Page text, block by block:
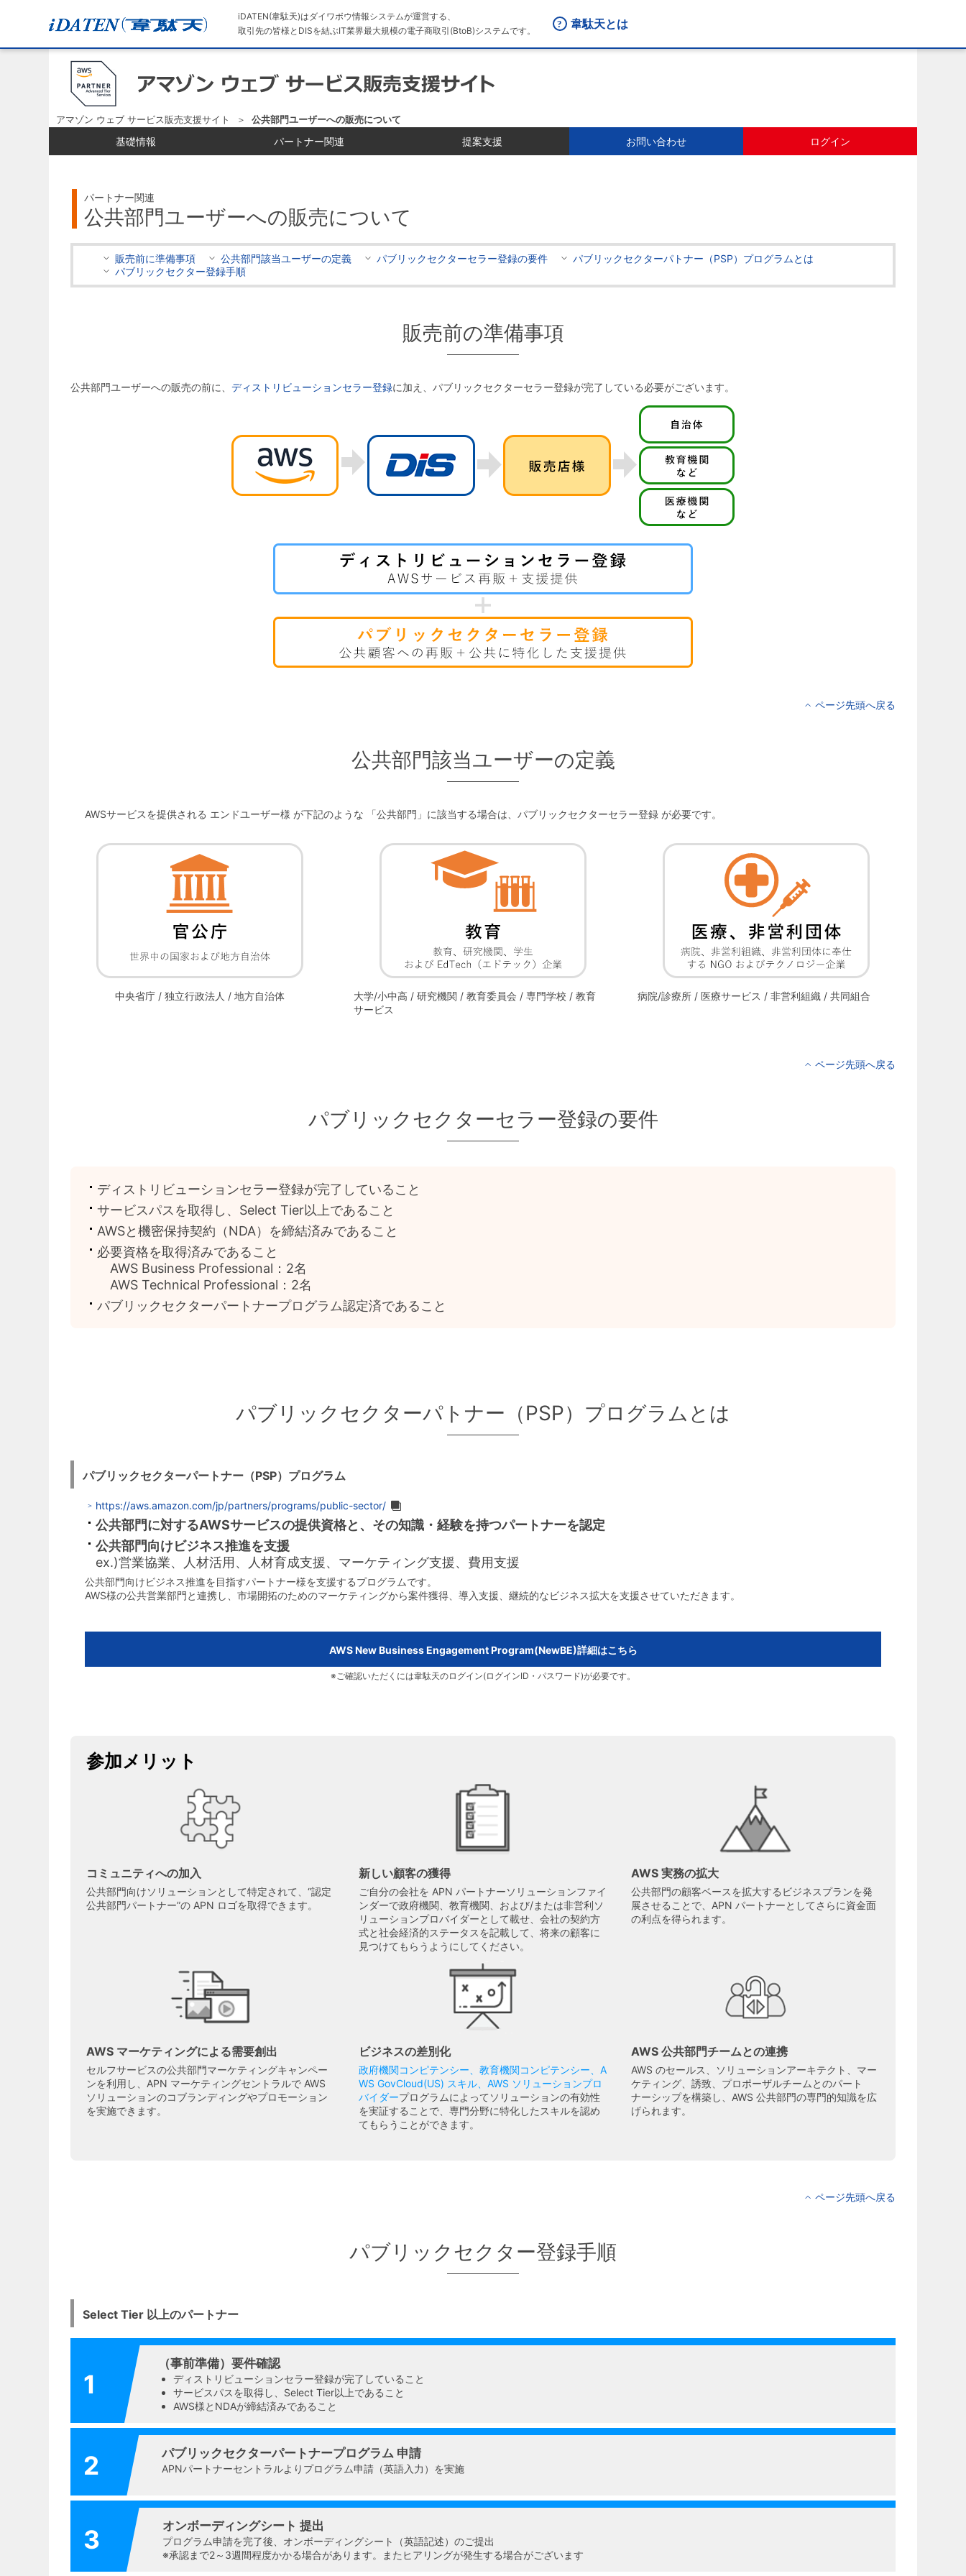
iDATEN(韋駄天)はダイワボウ情報システムが運営する、
取引先の皆様とDISを結ぶIT業界最大規模の電子商取引(BtoB)システムです。
韋駄天とは
アマゾン ウェブ サービス販売支援サイト 公共部門ユーザーへの販売について
基礎情報 パートナー関連 提案支援 お問い合わせ ログイン
パートナー関連
公共部門ユーザーへの販売について
販売前に準備事項 公共部門該当ユーザーの定義 パブリックセクターセラー登録の要件
パブリックセクターパトナー（PSP）プログラムとは
パブリックセクター登録手順
販売前の準備事項
公共部門ユーザーへの販売の前に、 ディストリビューションセラー登録に加え、パブリックセクターセラー登録が完了している必要がございます。
ページ先頭へ戻る
公共部門該当ユーザーの定義
AWSサービスを提供される エンドユーザー様 が下記のような 「公共部門」に該当する場合は、パブリックセクターセラー登録 が必要です。
中央省庁 / 独立行政法人 / 地方自治体
大学/小中高 / 研究機関 / 教育委員会 / 専門学校 / 教育
サービス
病院/診療所 / 医療サービス / 非営利組織 / 共同組合
ページ先頭へ戻る
パブリックセクターセラー登録の要件
ディストリビューションセラー登録が完了していること
サービスパスを取得し、Select Tier以上であること
AWSと機密保持契約（NDA）を締結済みであること
必要資格を取得済みであること
AWS Business Professional：2名
AWS Technical Professional：2名
パブリックセクターパートナープログラム認定済であること
パブリックセクターパトナー（PSP）プログラムとは
パブリックセクターパートナー（PSP）プログラム
https://aws.amazon.com/jp/partners/programs/public-sector/
公共部門に対するAWSサービスの提供資格と、その知識・経験を持つパートナーを認定
公共部門向けビジネス推進を支援
ex.)営業協業、人材活用、人材育成支援、マーケティング支援、費用支援
公共部門向けビジネス推進を目指すパートナー様を支援するプログラムです。
AWS様の公共営業部門と連携し、市場開拓のためのマーケティングから案件獲得、導入支援、継続的なビジネス拡大を支援させていただきます。
AWS New Business Engagement Program(NewBE)詳細はこちら
※ご確認いただくには韋駄天のログイン(ログインID・パスワード)が必要です。
参加メリット
コミュニティへの加入
公共部門向けソリューションとして特定されて、“認定
公共部門パートナー”の APN ロゴを取得できます。
新しい顧客の獲得
ご自分の会社を APN パートナーソリューションファイ
ンダーで政府機関、教育機関、および/または非営利ソ
リューションプロバイダーとして載せ、会社の契約方
式と社会経済的ステータスを記載して、将来の顧客に
見つけてもらうようにしてください。
AWS 実務の拡大
公共部門の顧客ベースを拡大するビジネスプランを発
展させることで、APN パートナーとしてさらに資金面
の利点を得られます。
AWS マーケティングによる需要創出
セルフサービスの公共部門マーケティングキャンペー
ンを利用し、APN マーケティングセントラルで AWS
ソリューションのコブランディングやプロモーション
を実施できます。
ビジネスの差別化
政府機関コンピテンシー、教育機関コンピテンシー、A
WS GovCloud(US) スキル、AWS ソリューションプロ
バイダープログラムによってソリューションの有効性
を実証することで、専門分野に特化したスキルを認め
てもらうことができます。
AWS 公共部門チームとの連携
AWS のセールス、ソリューションアーキテクト、マー
ケティング、誘致、プロポーザルチームとのパート
ナーシップを構築し、AWS 公共部門の専門的知識を広
げられます。
ページ先頭へ戻る
パブリックセクター登録手順
Select Tier 以上のパートナー
1
（事前準備）要件確認
ディストリビューションセラー登録が完了していること
サービスパスを取得し、Select Tier以上であること
AWS様とNDAが締結済みであること
2 パブリックセクターパートナープログラム 申請
APNパートナーセントラルよりプログラム申請（英語入力）を実施
3 オンボーディングシート 提出
プログラム申請を完了後、オンボーディングシート（英語記述）のご提出
※承認まで2～3週間程度かかる場合があります。またヒアリングが発生する場合がございます